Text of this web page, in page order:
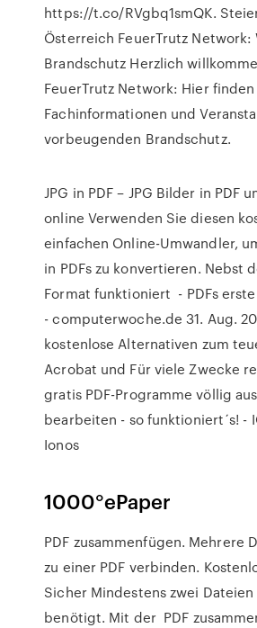
https://t.co/RVgbq1smQK.
Österreich FeuerTrutz Network:
Brandschutz Herzlich
FeuerTrutz Network: Hier finden
Fachinformationen und
vorbeugenden Brandschutz.
JPG in PDF – JPG Bilder in PDF
online Verwenden Sie diesen
einfachen Online-Umwandler,
in PDFs zu konvertieren. Nebst
Format funktioniert - PDFs
- computerwoche.de 31. Aug.
kostenlose Alternativen zum
Acrobat und Für viele Zwecke
gratis PDF-Programme völlig
bearbeiten - so funktioniert´s! -
Ionos
1000°ePaper
PDF zusammenfügen. Mehrere
zu einer PDF verbinden.
Sicher Mindestens zwei
benötigt. Mit der PDF